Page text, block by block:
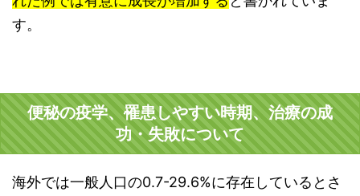
す。
便秘の疫学、罹患しやすい時期、治療の成
功・失敗について
海外では一般人口の0.7-29.6%に存在しているとさ